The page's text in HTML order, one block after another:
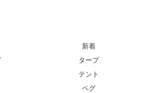
新着
タープ
テント
ペグ